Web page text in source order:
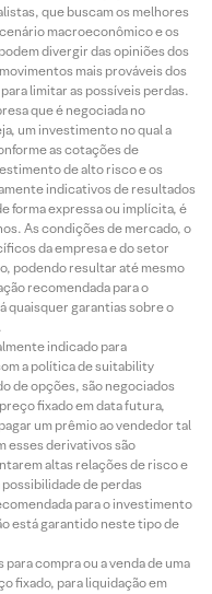
que buscam os melhores
macroeconômico e os
divergir das opiniões dos
mais prováveis dos
limitar as possíveis perdas.
que é negociada no
um investimento no qual a
as cotações de
de alto risco e os
indicativos de resultados
forma expressa ou implícita, é
As condições de mercado, o
da empresa e do setor
podendo resultar até mesmo
recomendada para o
quaisquer garantias sobre o
indicado para
a política de suitability
de opções, são negociados
fixado em data futura,
um prêmio ao vendedor tal
esses derivativos são
altas relações de risco e
de perdas
para o investimento
está garantido neste tipo de
compra ou a venda de uma
fixado, para liquidação em